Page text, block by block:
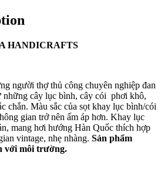
HANDICRAFTS
người thợ thủ công chuyên nghiệp đan
những cây lục bình, cây cói phơi khô,
chắn. Màu sắc của sọt khay lục bình/cói
gian trở nên ấm áp hơn. Khay lục
mang hơi hướng Hàn Quốc thích hợp
vintage, nhẹ nhàng. Sản phẩm
với môi trường.